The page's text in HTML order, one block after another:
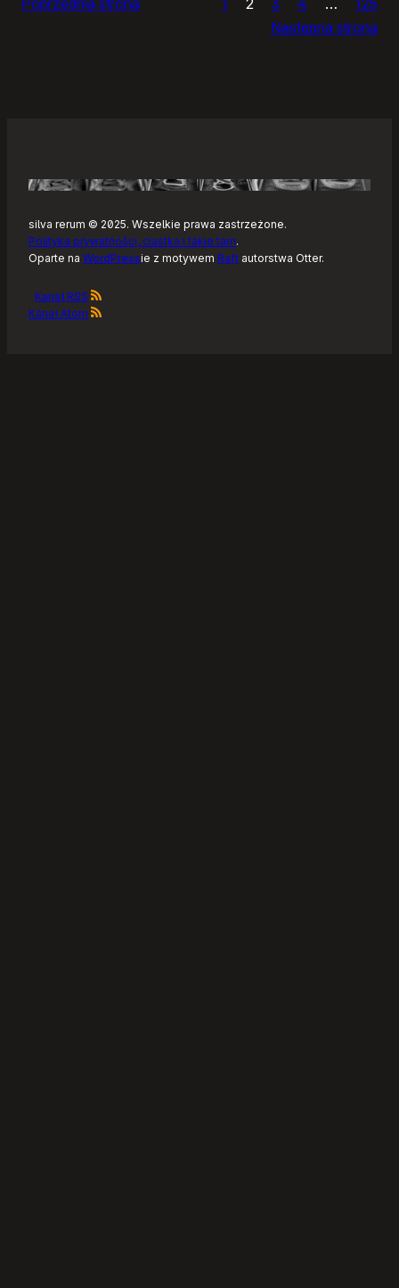
Następna strona
silva rerum © 2025. Wszelkie prawa zastrzeżone.
Polityka prywatności, ciastka i takie tam.
Oparte na WordPressie z motywem Raft autorstwa Otter.
Kanał RSS
Kanał Atom